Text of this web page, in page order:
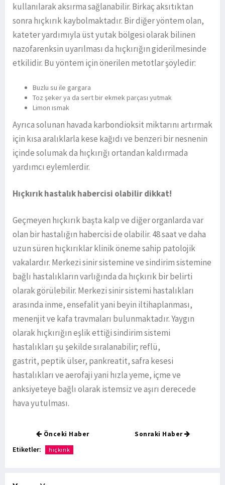
kullanılarak aksırma sağlanabilir. Birkaç aksıtıktan
sonra hıçkırık kaybolmaktadır. Bir diğer yöntem olan,
kateter yardımıyla üst yutak bölgesi olarak bilinen
nazofarenksin uyarılması da hıçkırığın giderilmesinde
etkilidir. Bu yöntem için önerilen metotlar şöyledir:
Buzlu su ile gargara
Toz şeker ya da sert bir ekmek parçası yutmak
Limon ısmak
Ayrıca solunan havada karbondioksit miktarını artırmak
için kısa aralıklarla kese kağıdı ve benzeri bir nesnenin
içinde solumak da hıçkırığı ortandan kaldırmada
yardımcı eylemlerdir.
Hıçkırık hastalık habercisi olabilir dikkat!
Geçmeyen hıçkırık başta kalp ve diğer organlarda var
olan bir hastalığın habercisi de olabilir. 48 saat ve daha
uzun süren hıçkırıklar klinik öneme sahip patolojik
vakalardır. Merkezi sinir sistemine ve sindirim sistemine
bağlı hastalıkların varlığında da hıçkırık bir belirti
olarak görülebilir. Merkezi sinir sistemi hastalıkları
arasında inme, ensefalit yani beyin iltihaplanması,
menenjit ve kafa travmaları bulunmaktadır. Yaygın
olarak hıçkırığın eşlik ettiği sindirim sistemi
hastalıkları şu şekilde sıralanabilir; reflü,
gastrit, peptik ülser, pankreatit, safra kesesi
hastalıkları ve aerofaji yani hızla yeme, içme ve
anksiyeteye bağlı olarak istemsiz ve aşırı derecede
hava yutulması.
Önceki Haber Sonraki Haber
Etiketler: hıçkırık